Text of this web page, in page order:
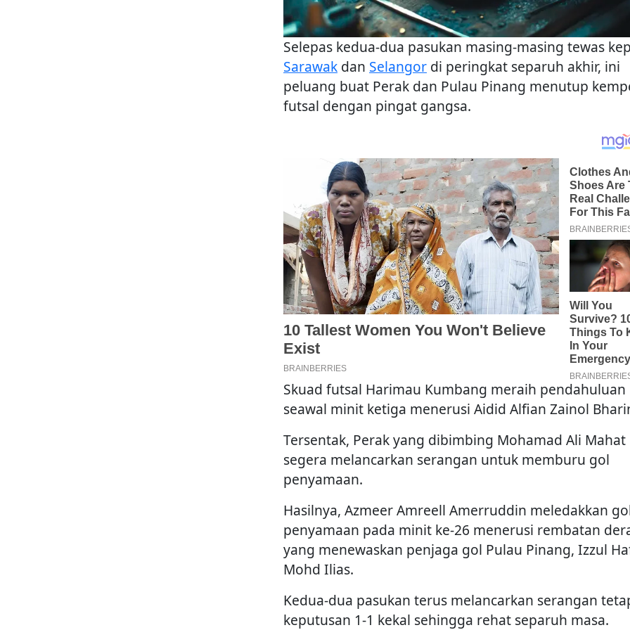
Selepas kedua-dua pasukan masing-masing tewas
Sarawak dan Selangor di peringkat separuh akhir, ini
peluang buat Perak dan Pulau Pinang menutup
futsal dengan pingat gangsa.
Skuad futsal Harimau Kumbang meraih pendahuluan
seawal minit ketiga menerusi Aidid Alfian Zainol
Tersentak, Perak yang dibimbing Mohamad Ali Mahat
segera melancarkan serangan untuk memburu gol
penyamaan.
Hasilnya, Azmeer Amreell Amerruddin meledakkan
penyamaan pada minit ke-26 menerusi rembatan
yang menewaskan penjaga gol Pulau Pinang, Izzul
Mohd Ilias.
Kedua-dua pasukan terus melancarkan serangan
keputusan 1-1 kekal sehingga rehat separuh masa.